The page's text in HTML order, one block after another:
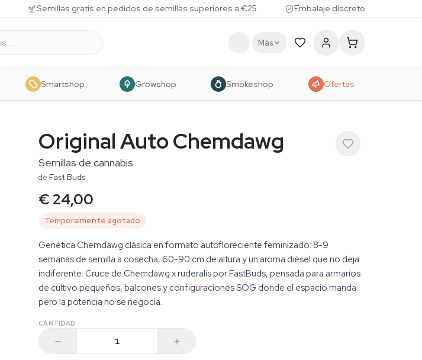
Semillas gratis en pedidos de semillas superiores a €25 Embalaje discreto
Más
Smartshop Growshop Smokeshop Ofertas
Original Auto Chemdawg
Semillas de cannabis
de Fast Buds
€ 24,00
Temporalmente agotado
Genética Chemdawg clásica en formato autofloreciente feminizado: 8-9
semanas de semilla a cosecha, 60-90 cm de altura y un aroma diésel que no deja
indiferente. Cruce de Chemdawg x ruderalis por FastBuds, pensada para armarios
de cultivo pequeños, balcones y configuraciones SOG donde el espacio manda
pero la potencia no se negocia.
CANTIDAD